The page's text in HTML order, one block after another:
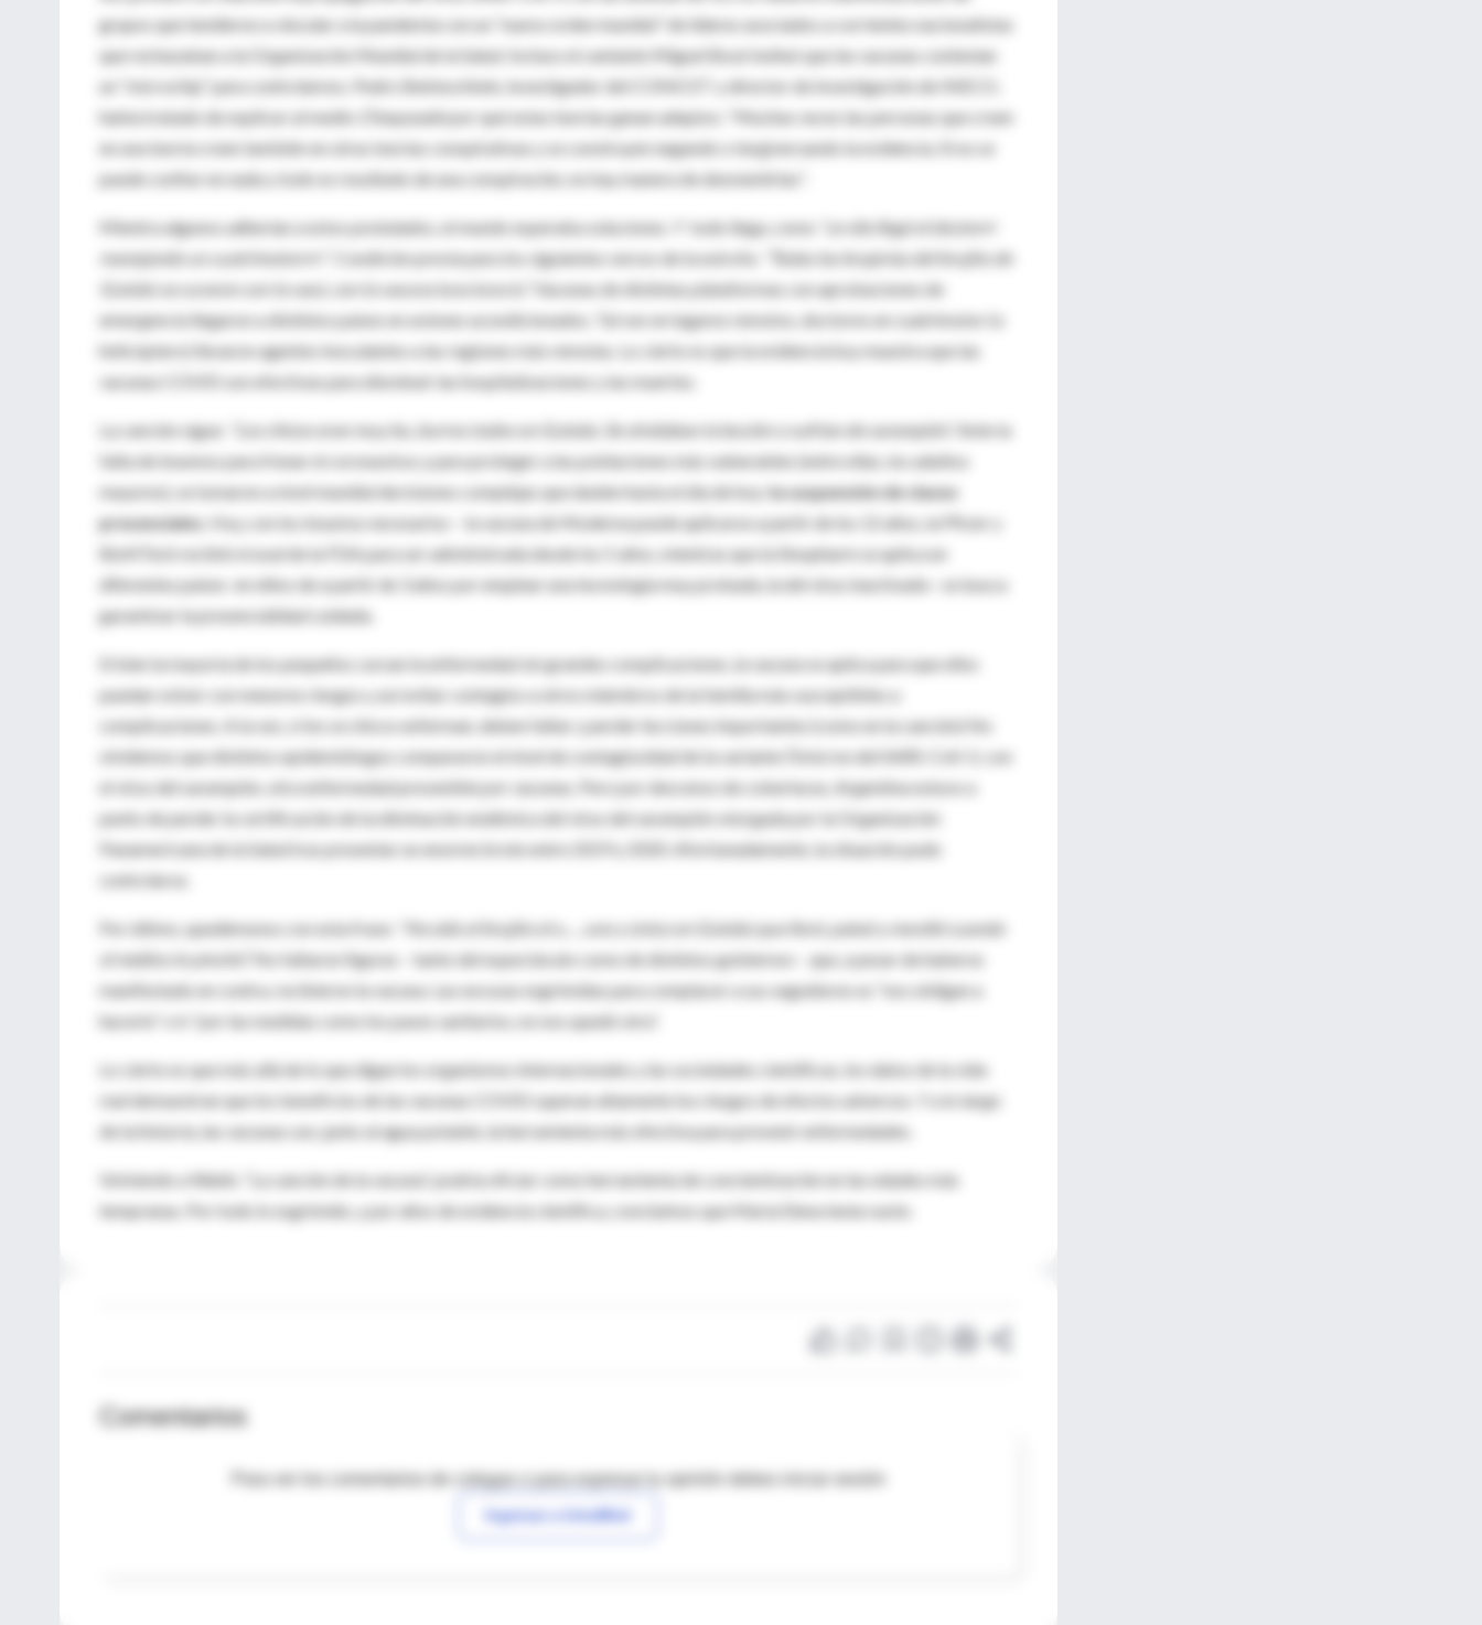
grupos que tendieron a vincular a la pandemia con un “nuevo orden mundial” de líderes asociados a corrientes nacionalistas
que rechazaban a la Organización Mundial de la Salud. Incluso el cantante Miguel Bosé twiteó que las vacunas contenían
un “microchip” para controlarnos. Pedro Bekinschtein, investigador del CONICET y director de investigación de INECO,
había tratado de explicar al medio
Chequeadopor qué estas teorías ganan adeptos: “Muchas veces las personas que creen
en una teoría creen también en otras teorías conspirativas y se construyen negando o tergiversando la evidencia. Si no se
puede confiar en nada y todo es resultado de una conspiración, no hay manera de desmentirlas”.
Mientra algunos adherían a estos postulados, el mundo esperaba soluciones. Y todo llega, como
“un día llegó el doctorrr
manejando un cuatrimotorrrr”
. Condición previa para los siguientes versos de la estrofa:
“Todas las brujerías del brujito de
Gulubú se curaron con la vacú, con la vacuna luna luna lu”.
Vacunas de distintas plataformas con aprobaciones de
emergencia llegaron a distintos países en aviones acondicionados. Tal vez en lugares remotos, doctores en cuatrimotor (o
helicóptero) llevaron agentes inoculantes a las regiones más remotas. Lo cierto es que la evidencia hoy muestra que las
vacunas COVID son efectivas para disminuir las hospitalizaciones y las muertes.
La canción sigue: “Los chicos eran muy bu, burros todos en Gulubú. Se olvidaban la lección o sufrían de sarampión”.
Ante la
falta de insumos para frenar el coronavirus y para proteger a las poblaciones más vulnerables (entre ellas, los adultos
mayores), se tomaron a nivel mundial decisiones complejas que duelen hasta el día de hoy: la suspensión de clases
presenciales . Hoy, con los insumos necesarios – la vacuna de Moderna puede aplicarse a partir de los 12 años, la Pfizer y
BioNTech recibió el aval de la FDA para ser administrada desde los 5 años, mientras que la Sinopharm se aplica en
diferentes países en niños de a partir de 3 años por emplear una tecnología muy probada, la del virus inactivado– se busca
garantizar la presencialidad cuidada.
Si bien la mayoría de los pequeños cursan la enfermedad sin grandes complicaciones, la vacuna se aplica para que ellos
puedan volver con menores riesgos y así evitar contagios a otros miembros de la familia más susceptibles a
complicaciones. A la vez, si los se chicos enferman, deben faltar y perder lecciones importantes (como en la canción) No
olvidemos que distintos epidemiólogos compararon el nivel de contagiosidad de la variante Ómicron del SARS-CoV-2, con
el virus del sarampión, otra enfermedad prevenible por vacunas. Pero por descenso de coberturas, Argentina estuvo a
punto de perder la certificación de la eliminación endémica del virus del sarampión otorgada por la Organización
Panamericana de la Salud tras presentar un enorme brote entre 2019 y 2020. Afortunadamente, la situación pudo
controlarse.
Por último, quedémonos con esta frase:
“Ha sido el brujito el u…, uno y único en Gulubú que lloró, pateó y mordió cuando
el médico lo pinchó”.
No faltaron figuras – tanto del espectáculo como de distintos gobiernos– que, a pesar de haberse
manifestado en contra, recibieron la vacuna. Las excusas esgrimidas para complacer a sus seguidores es “nos obligan a
hacerlo” o b “por las medidas como los pases sanitarios, no nos quedó otra”.
Lo cierto es que más allá de lo que digan los organismos internacionales y las sociedades científicas, los datos de la vida
real demuestran que los beneficios de las vacunas COVID superan altamente los riesgos de efectos adversos. Y a lo largo
de la historia, las vacunas son, junto al agua potable, la herramienta más efectiva para prevenir enfermedades.
Volviendo a Walsh, “La canción de la vacuna”, podría oficiar como herramienta de concientización en las edades más
tempranas. Por todo lo esgrimido, y por años de evidencia científica, concluímos que María Elena tenía razón.
Comentarios
Para ver los comentarios de colegas o para expresar tu opinión debes iniciar sesión
Ingresar a IntraMed